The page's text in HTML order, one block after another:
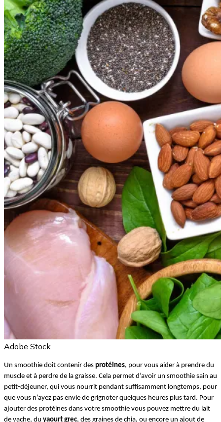
Adobe Stock
Un smoothie doit contenir des protéines, pour vous aider à prendre du
muscle et à perdre de la graisse. Cela permet d’avoir un smoothie sain au
petit-déjeuner, qui vous nourrit pendant suffisamment longtemps, pour
que vous n’ayez pas envie de grignoter quelques heures plus tard. Pour
ajouter des protéines dans votre smoothie vous pouvez mettre du lait
de vache, du yaourt grec, des graines de chia, ou encore un ajout de